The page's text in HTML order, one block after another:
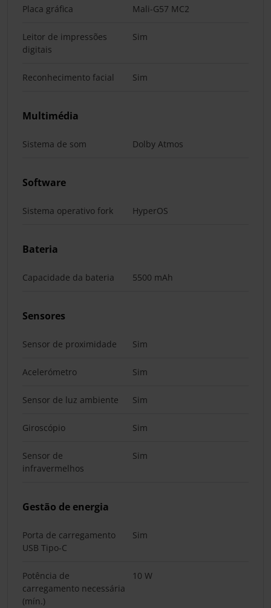
Placa gráfica Mali-G57 MC2
Leitor de impressões
digitais
Sim
Reconhecimento facial Sim
Multimédia
Sistema de som Dolby Atmos
Software
Sistema operativo fork HyperOS
Bateria
Capacidade da bateria 5500 mAh
Sensores
Sensor de proximidade Sim
Acelerómetro Sim
Sensor de luz ambiente Sim
Giroscópio Sim
Sensor de
infravermelhos
Sim
Gestão de energia
Porta de carregamento
USB Tipo-C
Sim
Potência de
carregamento necessária
(mín.)
10 W